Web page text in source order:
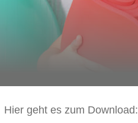
Hier geht es zum Download: